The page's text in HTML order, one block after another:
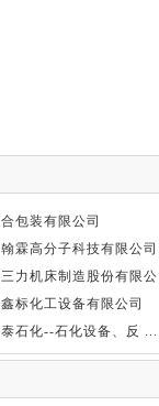
包装有限公司
霖高分子科技有限公司
力机床制造股份有限
标化工设备有限公司
石化--石化设备、反 ...